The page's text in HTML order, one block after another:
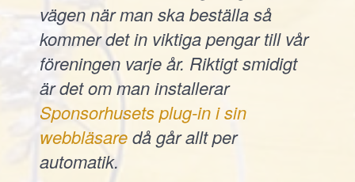
vägen när man ska beställa så
kommer det in viktiga pengar till vår
föreningen varje år. Riktigt smidigt
är det om man installerar
Sponsorhusets plug-in i sin
webbläsaredå går allt per
automatik.